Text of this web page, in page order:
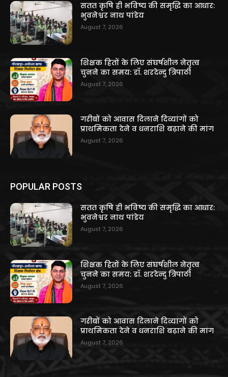
सतत कृषि ही भविष्य की समृद्धि का आधार:
भुवनेश्वर नाथ पांडेय
August 7, 2026
शिक्षक हितों के लिए संघर्षशील नेतृत्व
चुनने का समय: डॉ. शरदेन्दु त्रिपाठी
August 7, 2026
गरीबों को आवास दिलाने दिव्यांगों को
प्राथमिकता देने व धनराशि बढ़ाने की मांग
August 7, 2026
POPULAR POSTS
सतत कृषि ही भविष्य की समृद्धि का आधार:
भुवनेश्वर नाथ पांडेय
August 7, 2026
शिक्षक हितों के लिए संघर्षशील नेतृत्व
चुनने का समय: डॉ. शरदेन्दु त्रिपाठी
August 7, 2026
गरीबों को आवास दिलाने दिव्यांगों को
प्राथमिकता देने व धनराशि बढ़ाने की मांग
August 7, 2026